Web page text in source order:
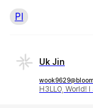
PI
Uk Jin
H3LLO, World!